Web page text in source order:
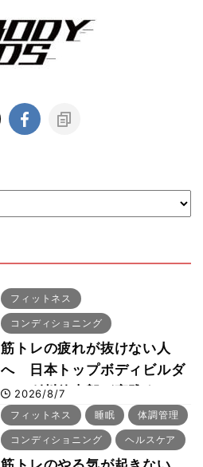
フィットネス
コンディショニング
筋トレの疲れが抜けない人
へ 日本トップボディビルダ
ー・刈川啓志郎が実践する
「回復習慣」
2026/8/7
フィットネス 睡眠 体調管理
コンディショニング ヘルスケア